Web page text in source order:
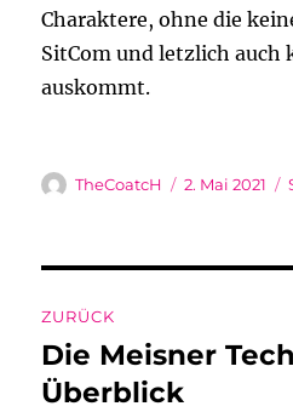
Charaktere, ohne die
SitCom und letzlich auch
auskommt.
Autor
TheCoatcH
Veröffentlicht
2. Mai 2021
ZURÜCK
Vorheriger
Beitrag:
Die Meisner
Überblick